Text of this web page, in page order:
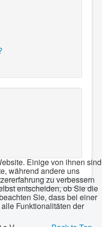
Einige von ihnen sind
während andere uns
zu verbessern
entscheiden, ob Sie die
Sie, dass bei einer
Funktionalitäten der